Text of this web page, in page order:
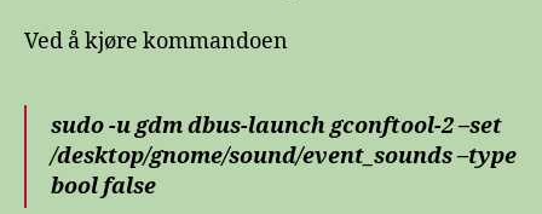
Ved å kjøre kommandoen
sudo -u gdm dbus-launch gconftool-2 –set
/desktop/gnome/sound/event_sounds –type
bool false